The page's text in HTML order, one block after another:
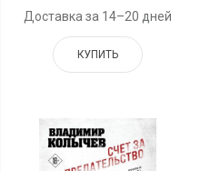
Доставка за 14–20 дней
КУПИТЬ